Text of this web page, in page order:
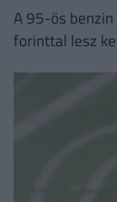
A 95-ös
forinttal lesz